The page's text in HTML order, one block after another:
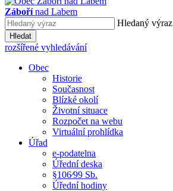
Zábořínad Labem
Hledaný výraz
Hledat
rozšířené vyhledávání
Obec
Historie
Současnost
Blízké okolí
Životní situace
Rozpočet na webu
Virtuální prohlídka
Úřad
e-podatelna
Úřední deska
§106⁄99 Sb.
Úřední hodiny